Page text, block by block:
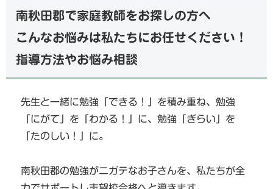
南秋田郡で家庭教師をお探しの方へ
こんなお悩みは私たちにお任せください！
指導方法やお悩み相談
先生と一緒に勉強「できる！」を積み重ね、勉強
「にがて」を「わかる！」に、勉強「ぎらい」を
「たのしい！」に。
南秋田郡の勉強がニガテなお子さんを、私たちが全